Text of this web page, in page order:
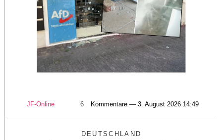
JF-Online 6 Kommentare — 3. August 2026 14:49
DEUTSCHLAND